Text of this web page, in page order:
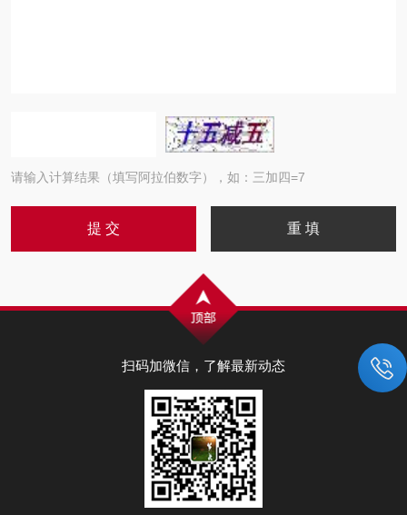
请输入计算结果（填写阿拉伯数字），如：三加四=7
扫码加微信，了解最新动态